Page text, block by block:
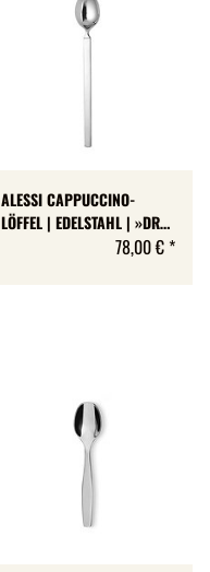
ALESSI CAPPUCCINO-
LÖFFEL | EDELSTAHL | »DRY«
| MATTIERTER GRIFF | SET
78,00 € *